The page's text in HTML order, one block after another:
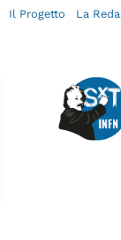
Il Progetto La